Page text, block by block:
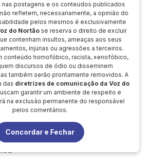
o “Coquinho”, conquista título
Guarantã Rodeio Show 2025 com
nas postagens e os conteúdos publicados
refletem, necessariamente, a opinião do
pelos mesmos é exclusivamente
do Nortão se reserva o direito de excluir
contenham insultos, ameaças aos seus
injúrias ou agressões a terceiros.
conteúdo homofóbico, racista, xenofóbico,
discursos de ódio ou disseminem
também serão prontamente removidos. A
das diretrizes de comunicação da Voz do
garantir um ambiente de respeito e
na exclusão permanente do responsável
pelos comentários.
Concordar e Fechar